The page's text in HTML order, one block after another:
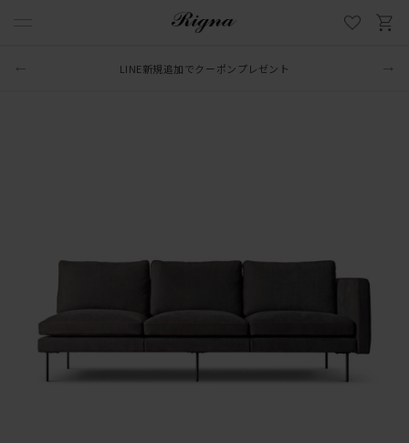
LINE新規追加でクーポンプレゼント